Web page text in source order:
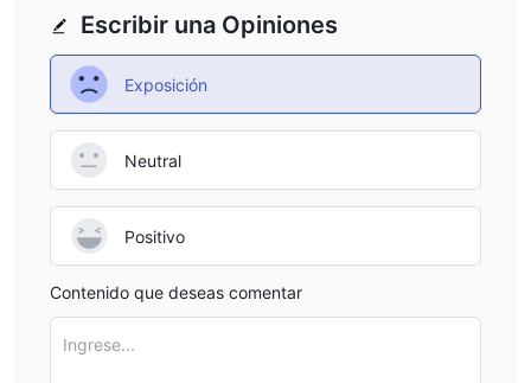
Escribir una Opiniones
Exposición
Neutral
Positivo
Contenido que deseas comentar
Ingrese...